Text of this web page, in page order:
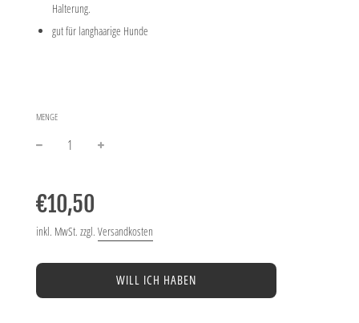
Halterung.
gut für langhaarige Hunde
MENGE
Preis
€10,50
inkl. MwSt. zzgl. Versandkosten
WILL ICH HABEN